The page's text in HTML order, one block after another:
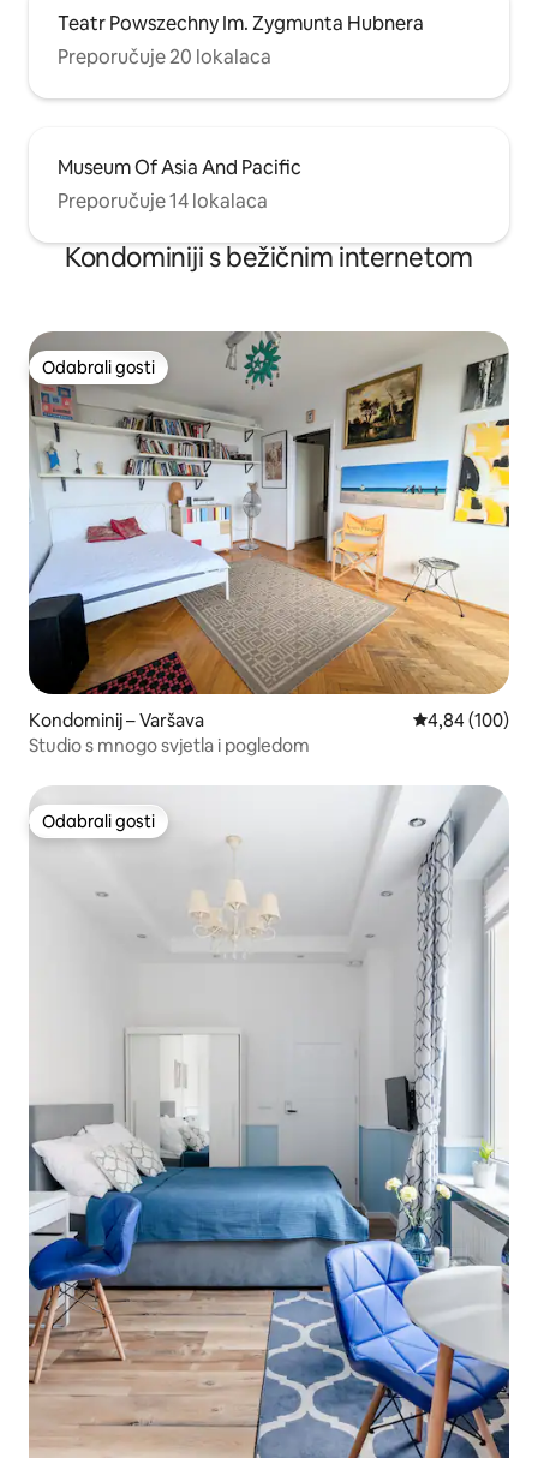
Teatr Powszechny Im. Zygmunta Hubnera
Preporučuje 20 lokalaca
Museum Of Asia And Pacific
Preporučuje 14 lokalaca
Kondominiji s bežičnim internetom
Odabrali gosti
Odabrali gosti
Kondominij – Varšava Prosječna
4,84 (100)
Studio s mnogo svjetla i pogledom
Odabrali gosti
Odabrali gosti